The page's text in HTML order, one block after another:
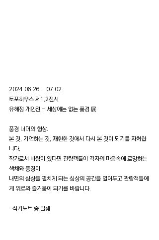
2024.06.26 - 07.02
토포하우스 제1,2전시
유혜정 개인전 - 세상에는 없는 풍경 展
풍경 너머의 형상.
본 것, 기억하는 것, 재현한 것에서 다시 본 것이 되기를 자처합
니다.
작가로서 바람이 있다면 관람객들이 각자의 마음속에 로망하는
색채와 풍경이
내면의 심상을 펼치게 되는 심상의 공간을 열어두고 관람객들에
게 위로와 즐거움이 되기를 바랍니다.
-작가노트 중 발췌